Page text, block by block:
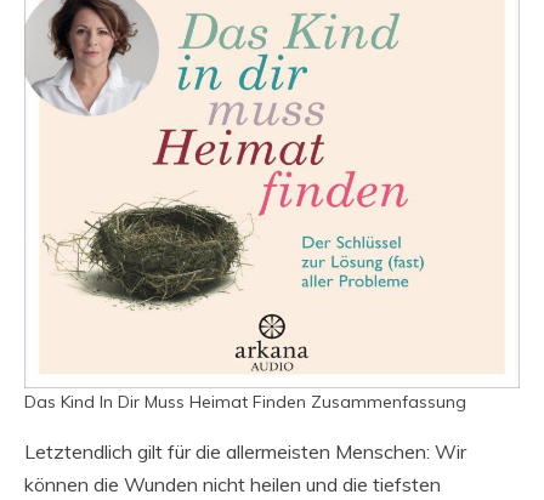
Das Kind In Dir Muss Heimat Finden Zusammenfassung
Letztendlich gilt für die allermeisten Menschen: Wir
können die Wunden nicht heilen und die tiefsten